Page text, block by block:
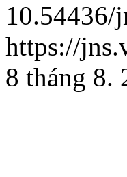
10.54436/
https://
8 tháng 8.